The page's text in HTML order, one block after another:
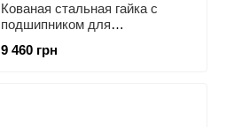
Кованая стальная гайка с
подшипником для
HUNTER
9 460 грн